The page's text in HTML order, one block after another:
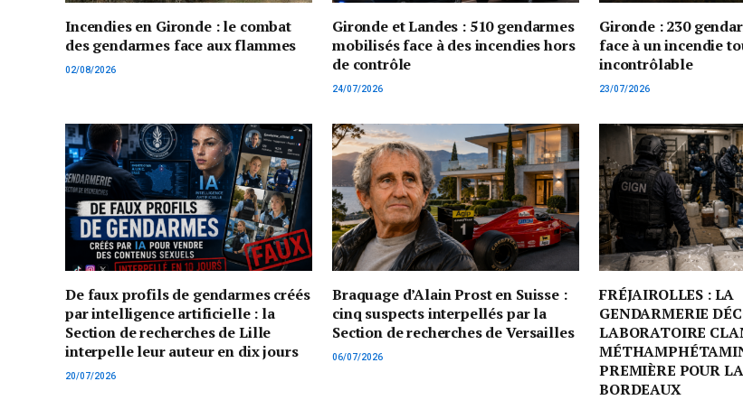
Incendies en Gironde : le combat
des gendarmes face aux flammes
02/08/2026
Gironde et Landes : 510 gendarmes
mobilisés face à des incendies hors
de contrôle
24/07/2026
Gironde : 230
face à un incendie
incontrôlable
23/07/2026
De faux profils de gendarmes créés
par intelligence artificielle : la
Section de recherches de Lille
interpelle leur auteur en dix jours
20/07/2026
Braquage d’Alain Prost en Suisse :
cinq suspects interpellés par la
Section de recherches de Versailles
06/07/2026
FRÉJAIROLLES : LA
GENDARMERIE
LABORATOIRE
PREMIÈRE POUR
BORDEAUX